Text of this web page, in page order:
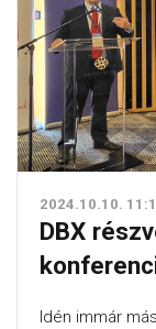
2024.10.10.
DBX
Idén immár